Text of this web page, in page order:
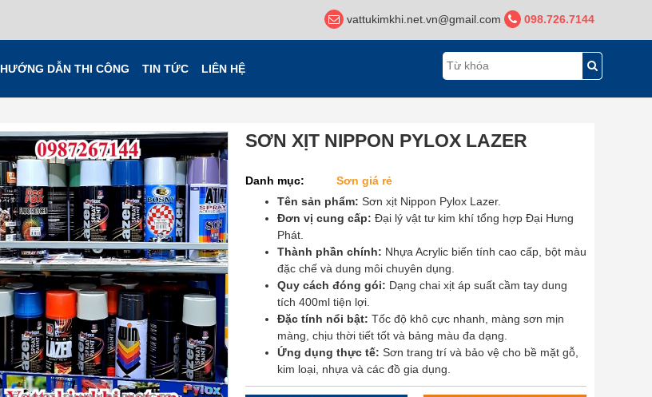
vattukimkhi.net.vn@gmail.com 098.726.7144
HƯỚNG DẪN THI CÔNG TIN TỨC LIÊN HỆ
SƠN XỊT NIPPON PYLOX LAZER
Danh mục:
Sơn giá rẻ
Tên sản phẩm: Sơn xịt Nippon Pylox Lazer.
Đơn vị cung cấp: Đại lý vật tư kim khí tổng hợp Đại Hưng
Phát.
Thành phần chính: Nhựa Acrylic biến tính cao cấp, bột màu
đặc chế và dung môi chuyên dụng.
Quy cách đóng gói: Dạng chai xịt áp suất cầm tay dung
tích 400ml tiện lợi.
Đặc tính nổi bật: Tốc độ khô cực nhanh, màng sơn mịn
màng, chịu thời tiết tốt và bảng màu đa dạng.
Ứng dụng thực tế: Sơn trang trí và bảo vệ cho bề mặt gỗ,
kim loại, nhựa và các đồ gia dụng.